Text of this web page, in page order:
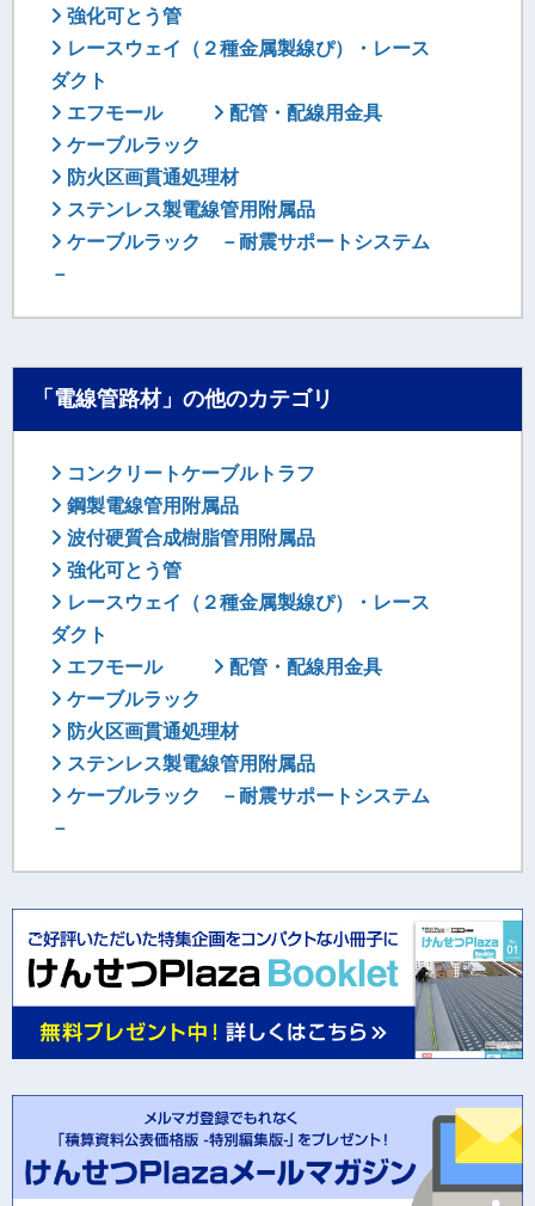
強化可とう管
レースウェイ（２種金属製線ぴ）・レース
ダクト
エフモール
配管・配線用金具
ケーブルラック
防火区画貫通処理材
ステンレス製電線管用附属品
ケーブルラック －耐震サポートシステム
－
「電線管路材」の他のカテゴリ
コンクリートケーブルトラフ
鋼製電線管用附属品
波付硬質合成樹脂管用附属品
強化可とう管
レースウェイ（２種金属製線ぴ）・レース
ダクト
エフモール
配管・配線用金具
ケーブルラック
防火区画貫通処理材
ステンレス製電線管用附属品
ケーブルラック －耐震サポートシステム
－